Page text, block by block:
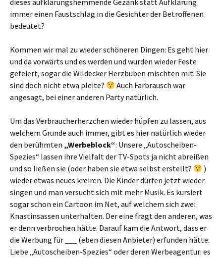
dieses aufklärungshemmende Gezänk statt Aufklärung
immer einen Faustschlag in die Gesichter der Betroffenen
bedeutet?
Kommen wir mal zu wieder schöneren Dingen: Es geht hier
und da vorwärts und es werden und wurden wieder Feste
gefeiert, sogar die Wildecker Herzbuben mischten mit. Sie
sind doch nicht etwa pleite?
Auch Farbrausch war
angesagt, bei einer anderen Party natürlich.
Um das Verbraucherherzchen wieder hüpfen zu lassen, aus
welchem Grunde auch immer, gibt es hier natürlich wieder
den berühmten „Werbeblock“: Unsere „Autoscheiben-
Spezies“ lassen ihre Vielfalt der TV-Spots ja nicht abreißen
und so ließen sie (oder haben sie etwa selbst erstellt?
)
wieder etwas neues kreiren. Die Kinder dürfen jetzt wieder
singen und man versucht sich mit mehr Musik. Es kursiert
sogar schon ein Cartoon im Net, auf welchem sich zwei
Knastinsassen unterhalten. Der eine fragt den anderen, was
er denn verbrochen hätte. Darauf kam die Antwort, dass er
die Werbung für ___ (eben diesen Anbieter) erfunden hätte.
Liebe „Autoscheiben-Spezies“ oder deren Werbeagentur: es